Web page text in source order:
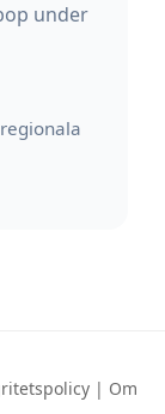
under
| Om